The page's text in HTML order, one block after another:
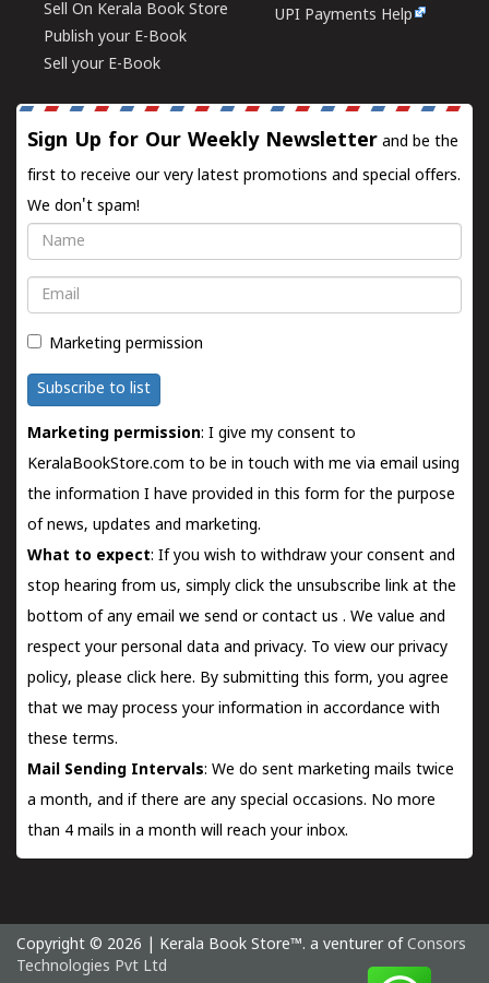
Sell On Kerala Book Store
Publish your E-Book
Sell your E-Book
UPI Payments Help
Sign Up for Our Weekly Newsletter and be the
first to receive our very latest promotions and special offers.
We don't spam!
Name
Email
Marketing permission
Subscribe to list
Marketing permission: I give my consent to
KeralaBookStore.com to be in touch with me via email using
the information I have provided in this form for the purpose
of news, updates and marketing.
What to expect: If you wish to withdraw your consent and
stop hearing from us, simply click the unsubscribe link at the
bottom of any email we send orcontact us . We value and
respect your personal data and privacy. To view our privacy
policy, please click here. By submitting this form, you agree
that we may process your information in accordance with
these terms.
Mail Sending Intervals: We do sent marketing mails twice
a month, and if there are any special occasions. No more
than 4 mails in a month will reach your inbox.
Copyright © 2026 | Kerala Book Store™. a venturer of Consors
Technologies Pvt Ltd